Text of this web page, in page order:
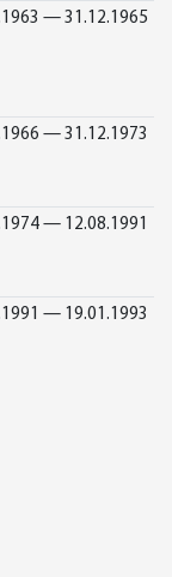
— 31.12.1965
— 31.12.1973
— 12.08.1991
— 19.01.1993